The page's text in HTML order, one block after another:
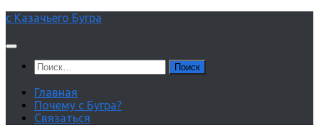
Перейти
содержимому
с Казачьего Бугра
Найти:
Главная
Почему с Бугра?
Связаться